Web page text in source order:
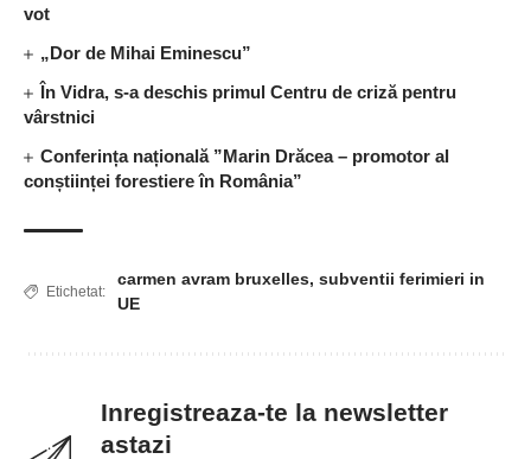
vot
„Dor de Mihai Eminescu”
În Vidra, s-a deschis primul Centru de criză pentru
vârstnici
Conferința națională ”Marin Drăcea – promotor al
conștiinței forestiere în România”
Etichetat:
carmen avram bruxelles, subventii ferimieri in
UE
Inregistreaza-te la newsletter
astazi